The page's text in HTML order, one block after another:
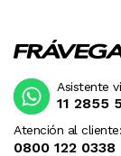
Atención al cliente:
0800 122 0338
Asistente
11 2855